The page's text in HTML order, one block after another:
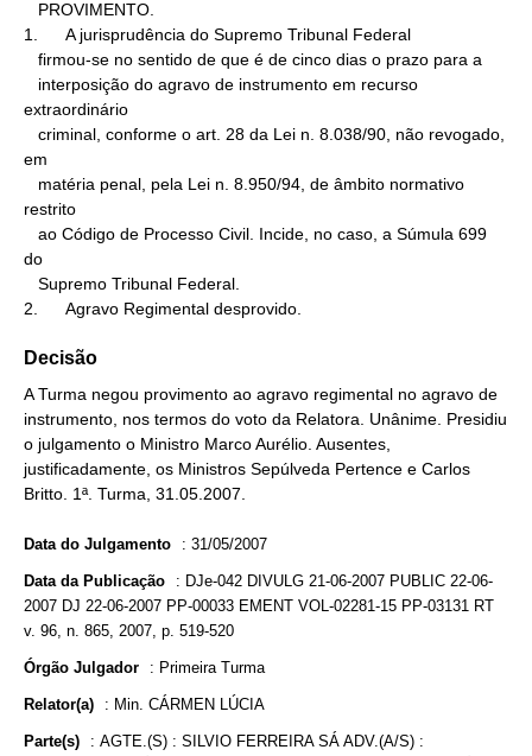
1.      A jurisprudência do Supremo Tribunal Federal
extraordinário
em
restrito
do
2.      Agravo Regimental desprovido.
Decisão
A Turma negou provimento ao agravo regimental no agravo de
instrumento, nos termos do voto da Relatora. Unânime. Presidiu
o julgamento o Ministro Marco Aurélio. Ausentes,
justificadamente, os Ministros Sepúlveda Pertence e Carlos
Britto. 1ª. Turma, 31.05.2007.
Data do Julgamento : 31/05/2007
Data da Publicação : DJe-042 DIVULG 21-06-2007 PUBLIC 22-06-
2007 DJ 22-06-2007 PP-00033 EMENT VOL-02281-15 PP-03131 RT
v. 96, n. 865, 2007, p. 519-520
Órgão Julgador : Primeira Turma
Relator(a) : Min. CÁRMEN LÚCIA
Parte(s) : AGTE.(S) : SILVIO FERREIRA SÁ ADV.(A/S) :